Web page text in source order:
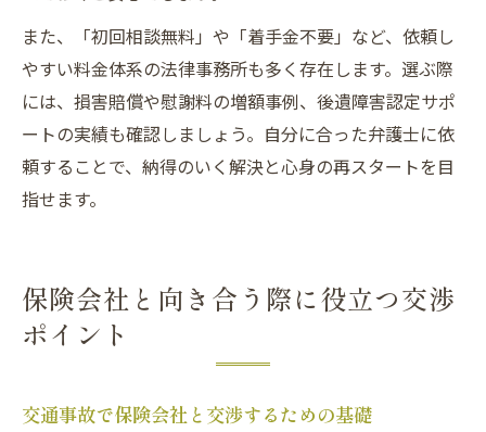
また、「初回相談無料」や「着手金不要」など、依頼し
やすい料金体系の法律事務所も多く存在します。選ぶ際
には、損害賠償や慰謝料の増額事例、後遺障害認定サポ
ートの実績も確認しましょう。自分に合った弁護士に依
頼することで、納得のいく解決と心身の再スタートを目
指せます。
保険会社と向き合う際に役立つ交渉
ポイント
交通事故で保険会社と交渉するための基礎